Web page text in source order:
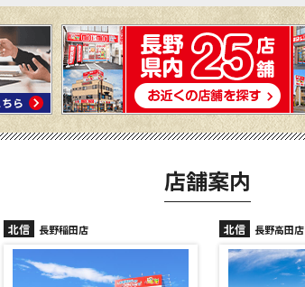
店舗案内
北信 北信